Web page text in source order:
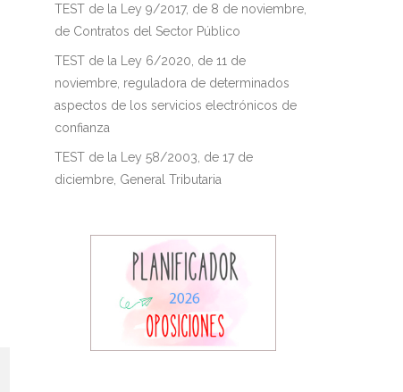
TEST de la Ley 9/2017, de 8 de noviembre,
de Contratos del Sector Público
TEST de la Ley 6/2020, de 11 de
noviembre, reguladora de determinados
aspectos de los servicios electrónicos de
confianza
TEST de la Ley 58/2003, de 17 de
diciembre, General Tributaria